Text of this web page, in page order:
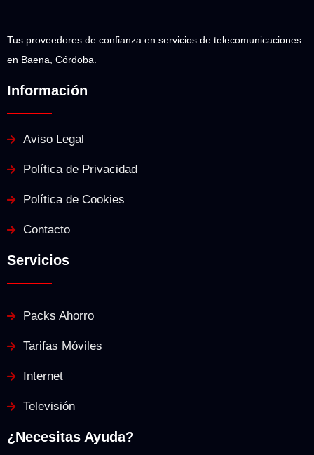
Tus proveedores de confianza en servicios de telecomunicaciones
en Baena, Córdoba.
Información
Aviso Legal
Política de Privacidad
Política de Cookies
Contacto
Servicios
Packs Ahorro
Tarifas Móviles
Internet
Televisión
¿Necesitas Ayuda?